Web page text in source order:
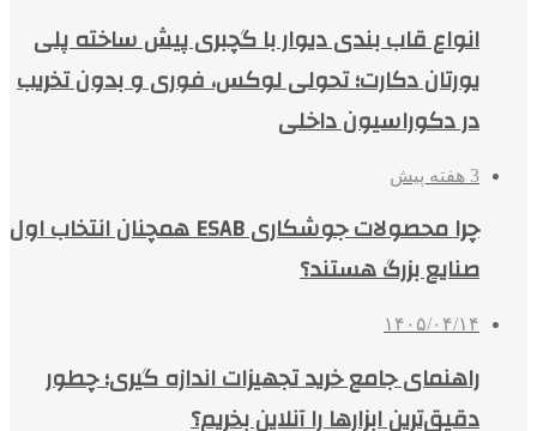
انواع قاب بندی دیوار با گچبری پیش ساخته پلی
یورتان دکارت؛ تحولی لوکس، فوری و بدون تخریب
در دکوراسیون داخلی
3 هفته پیش
چرا محصولات جوشکاری ESAB همچنان انتخاب اول
صنایع بزرگ هستند؟
۱۴۰۵/۰۴/۱۴
راهنمای جامع خرید تجهیزات اندازه گیری؛ چطور
دقیق‌ترین ابزارها را آنلاین بخریم؟